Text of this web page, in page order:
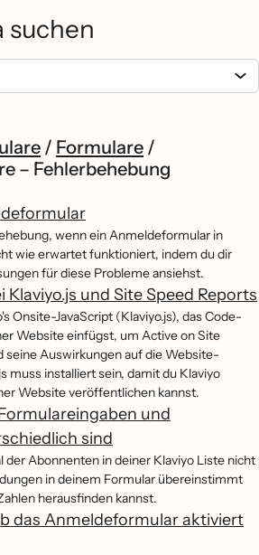
suchen
/ Formulare /
– Fehlerbehebung
wenn ein Anmeldeformular in
wie erwartet funktioniert, indem du dir
für diese Probleme ansiehst.
Klaviyo.js und Site Speed Reports
Onsite-JavaScript (Klaviyo.js), das Code-
Website einfügst, um Active on Site
seine Auswirkungen auf die Website-
muss installiert sein, damit du Klaviyo
Website veröffentlichen kannst.
und
sind
der Abonnenten in deiner Klaviyo Liste nicht
in deinem Formular übereinstimmt
herausfinden kannst.
das Anmeldeformular aktiviert